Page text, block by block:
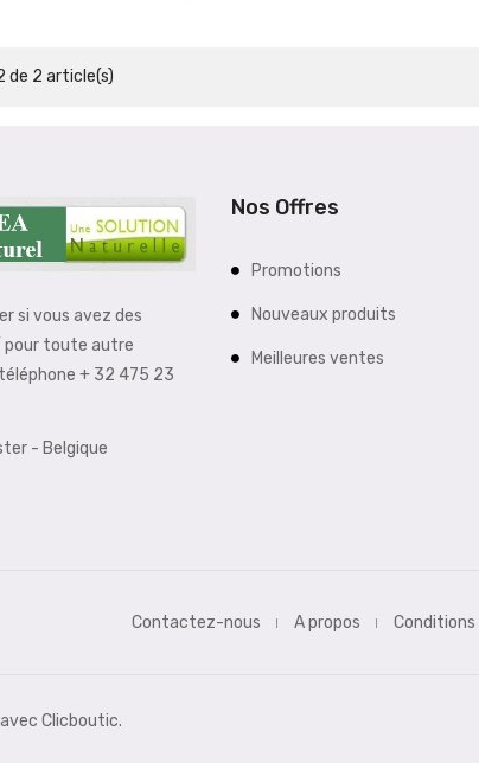
de 2 article(s)
si vous avez des
pour toute autre
+ 32 475 23
- Belgique
Nos Offres
Promotions
Nouveaux produits
Meilleures ventes
Contactez-nous A propos
Clicboutic.